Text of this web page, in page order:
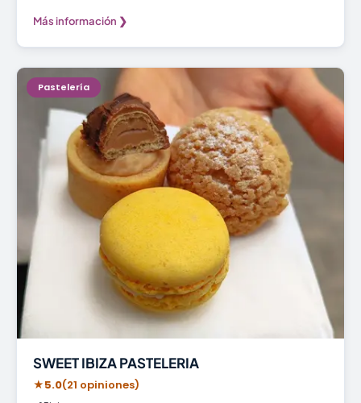
Más información ❯
Pastelería
SWEET IBIZA PASTELERIA
★5.0(21 opiniones)